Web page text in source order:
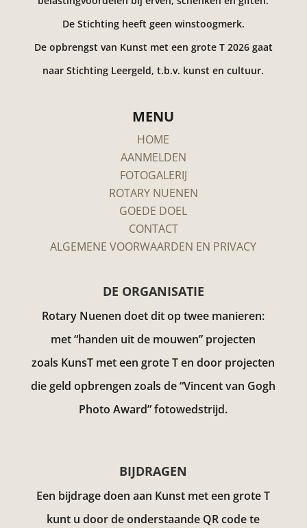
De Stichting heeft geen winstoogmerk.
De opbrengst van Kunst met een grote T 2026 gaat
naar Stichting Leergeld, t.b.v. kunst en cultuur.
MENU
HOME
AANMELDEN
FOTOGALERIJ
ROTARY NUENEN
GOEDE DOEL
CONTACT
ALGEMENE VOORWAARDEN EN PRIVACY
DE ORGANISATIE
Rotary Nuenen doet dit op twee manieren:
met “handen uit de mouwen” projecten
zoals KunsT met een grote T en door projecten
die geld opbrengen zoals de “Vincent van Gogh
Photo Award” fotowedstrijd.
BIJDRAGEN
Een bijdrage doen aan Kunst met een grote T
kunt u door de onderstaande QR code te